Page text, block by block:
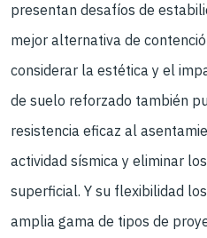
presentan desafíos de
mejor alternativa de
considerar la estética y el
de suelo reforzado también
resistencia eficaz al
actividad sísmica y eliminar
superficial. Y su flexibilidad
amplia gama de tipos de